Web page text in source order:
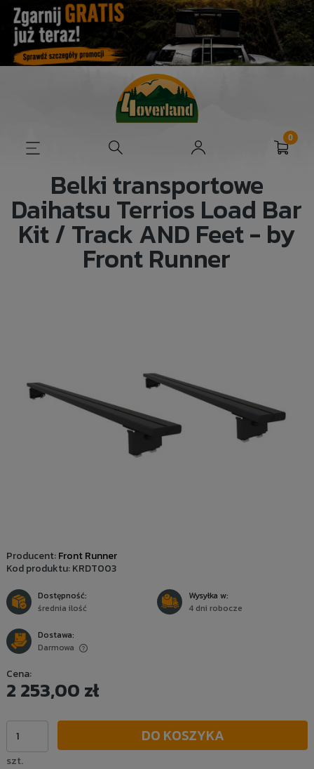
Belki transportowe
Daihatsu Terrios Load Bar
Kit / Track AND Feet - by
Front Runner
Producent:Front Runner
Kod produktu:KRDT003
Dostępność:
średnia ilość
Wysyłka w:
4 dni robocze
Dostawa:
Darmowa
Cena:
2 253,00 zł
szt.
DO KOSZYKA